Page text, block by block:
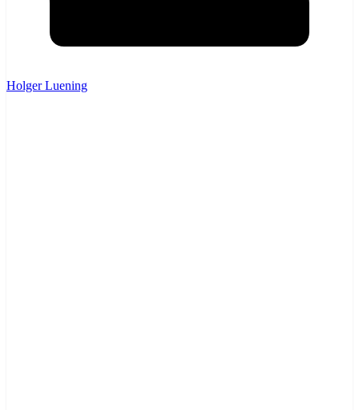
Holger Luening